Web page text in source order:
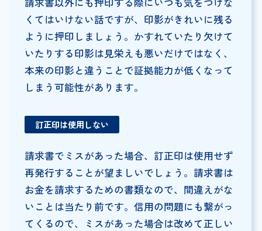
くてはいけない話ですが、印影がきれいに残る
ように押印しましょう。かすれていたり欠けて
いたりする印影は見栄えも悪いだけではなく、
本来の印影と違うことで証拠能力が低くなって
しまう可能性があります。
訂正印は使用しない
請求書でミスがあった場合、訂正印は使用せず
再発行することが望ましいでしょう。請求書は
お金を請求するための書類なので、間違えがな
いことは当たり前です。信用の問題にも繋がっ
てくるので、ミスがあった場合は改めて正しい